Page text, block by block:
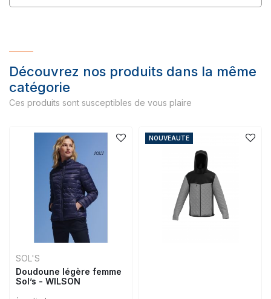
Découvrez nos produits dans la même
catégorie
Ces produits sont susceptibles de vous plaire
SOL'S
Doudoune légère femme
Sol’s - WILSON
NOUVEAUTE